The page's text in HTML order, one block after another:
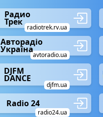
Радио
Трек
radiotrek.rv.ua
Авторадіо
Україна
avtoradio.ua
DJFM
DANCE
djfm.ua
Radio 24
radio24.ua